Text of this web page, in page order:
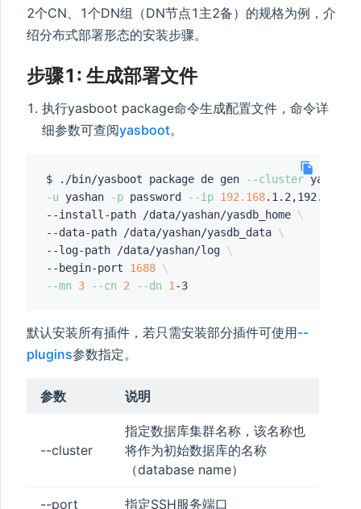
2个CN、1个DN组（DN节点1主2备）的规格为例，介
绍分布式部署形态的安装步骤。
步骤1: 生成部署文件
执行yasboot package命令生成配置文件，命令详
细参数可查阅yasboot。
$ ./bin/yasboot package de gen --cluster
-u yashan -p password --ip 192.168
--install-path /data/yashan/yasdb_home \
--data-path /data/yashan/yasdb_data \
--log-path /data/yashan/log \
--begin-port 1688 \
--mn
3 --cn 2 --dn 1
默认安装所有插件，若只需安装部分插件可使用--
plugins参数指定。
参数 说明
--cluster
指定数据库集群名称，该名称也
将作为初始数据库的名称
（database name）
--port 指定SSH服务端口